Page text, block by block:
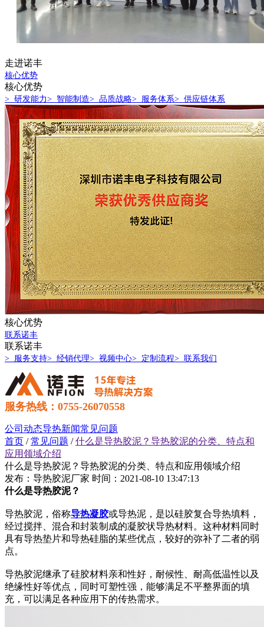
走进诺丰
核心优势
核心优势
> 研发能力> 智能制造> 品质战略> 服务体系> 供应链体系
核心优势
联系诺丰
联系诺丰
> 服务支持> 经销代理> 视频中心> 定制流程> 联系我们
服务热线：0755-26070558
公司动态导热新闻常见问题
首页 /常见问题 /什么是导热胶泥？导热胶泥的分类、特点和
应用领域介绍
什么是导热胶泥？导热胶泥的分类、特点和应用领域介绍
发布：导热胶泥厂家 时间：2021-08-10 13:47:13
什么是导热胶泥？
导热胶泥，俗称导热凝胶或导热泥，是以硅胶复合导热填料，
经过搅拌、混合和封装制成的凝胶状导热材料。这种材料同时
具有导热垫片和导热硅脂的某些优点，较好的弥补了二者的弱
点。
导热胶泥继承了硅胶材料亲和性好，耐候性、耐高低温性以及
绝缘性好等优点，同时可塑性强，能够满足不平整界面的填
充，可以满足各种应用下的传热需求。